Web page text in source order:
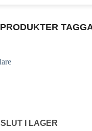
PRODUKTER
SLUT I LAGER